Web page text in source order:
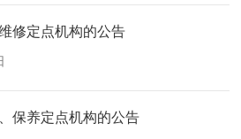
修定点机构的公告
保养定点机构的公告